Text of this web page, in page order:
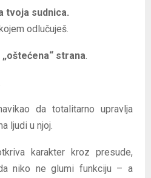
tvoja sudnica.
odlučuješ.
„oštećena“ strana
da totalitarno upravlja
ljudi u njoj.
karakter kroz presude,
niko ne glumi funkciju – a